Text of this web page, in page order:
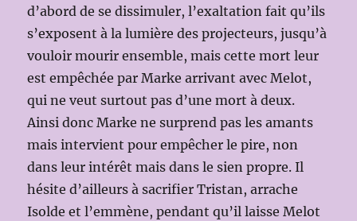
d’abord de se dissimuler, l’exaltation fait qu’ils
s’exposent à la lumière des projecteurs, jusqu’à
vouloir mourir ensemble, mais cette mort leur
est empêchée par Marke arrivant avec Melot,
qui ne veut surtout pas d’une mort à deux.
Ainsi donc Marke ne surprend pas les amants
mais intervient pour empêcher le pire, non
dans leur intérêt mais dans le sien propre. Il
hésite d’ailleurs à sacrifier Tristan, arrache
Isolde et l’emmène, pendant qu’il laisse Melot